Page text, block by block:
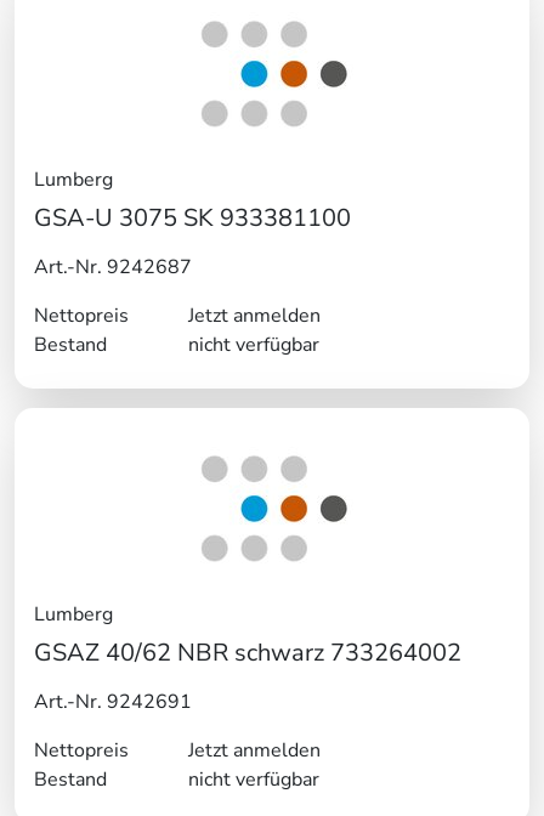
Lumberg
GSA-U 3075 SK 933381100
Art.-Nr. 9242687
Nettopreis
Jetzt anmelden
Bestand
nicht verfügbar
Lumberg
GSAZ 40/62 NBR schwarz 733264002
Art.-Nr. 9242691
Nettopreis
Jetzt anmelden
Bestand
nicht verfügbar